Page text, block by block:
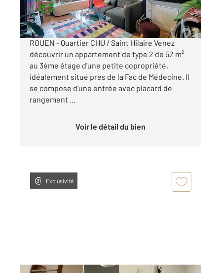
par mois charges comprises
ROUEN - Quartier CHU / Saint Hilaire Venez
découvrir un appartement de type 2 de 52 m²
au 3ème étage d'une petite copropriété,
idéalement situé près de la Fac de Médecine. Il
se compose d'une entrée avec placard de
rangement ...
Voir le détail du bien
Exclusivité